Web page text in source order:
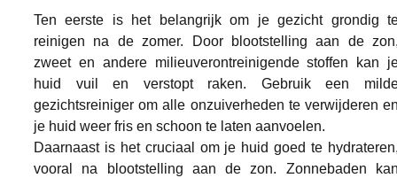
Ten eerste is het belangrijk om je gezicht grondig
reinigen na de zomer. Door blootstelling aan de
zweet en andere milieuverontreinigende stoffen kan
huid vuil en verstopt raken. Gebruik een
gezichtsreiniger om alle onzuiverheden te verwijderen
je huid weer fris en schoon te laten aanvoelen.
Daarnaast is het cruciaal om je huid goed te
vooral na blootstelling aan de zon. Zonnebaden